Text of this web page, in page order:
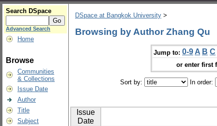
Search DSpace
Advanced Search
Home
Browse
Communities
& Collections
Issue Date
Author
Title
Subject
DSpace at Bangkok University >
Browsing by Author Zhang Qu
Jump to: 0-9 A B C
or enter first
Sort by: In order:
Issue
Date